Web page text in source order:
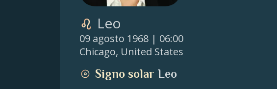
Leo
09 agosto 1968 | 06:00
Chicago, United States
Signo solar Leo